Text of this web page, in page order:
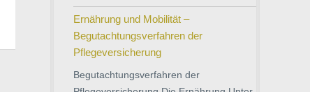
Ernährung und Mobilität –
Begutachtungsverfahren der
Pflegeversicherung
Begutachtungsverfahren der